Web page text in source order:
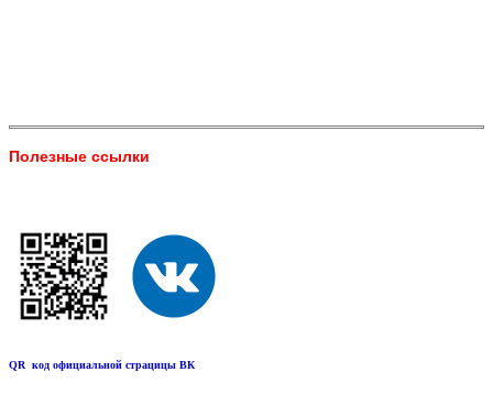
Полезные ссылки
QR код официальной страцицы ВК